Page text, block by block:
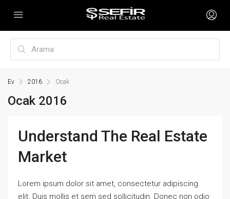
Ev 2016 Ocak
Ocak 2016
Understand The Real Estate
Market
Lorem ipsum dolor sit amet, consectetur adipiscing
elit. Duis mollis et sem sed sollicitudin. Donec non odio